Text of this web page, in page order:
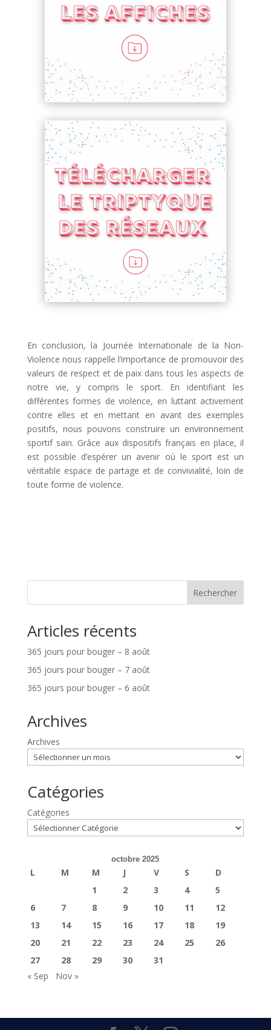
En conclusion, la Journée Internationale de la Non-
Violence nous rappelle l’importance de promouvoir des
valeurs de respect et de paix dans tous les aspects de
notre vie, y compris le sport. En identifiant les
différentes formes de violence, en luttant activement
contre elles et en mettant en avant des exemples
positifs, nous pouvons construire un environnement
sportif sain. Grâce aux dispositifs français en place, il
est possible d’espérer un avenir où le sport est un
véritable espace de partage et de convivialité, loin de
toute forme de violence.
Rechercher
Articles récents
365 jours pour bouger – 8 août
365 jours pour bouger – 7 août
365 jours pour bouger – 6 août
Archives
Archives
Catégories
Catégories
octobre 2025
L M M J V S
D
1
2 3 4
5
6
7 8 9 10 11
12
13
14 15 16 17 18
19
20
21 22 23 24 25
26
27
28 29 30
31
« Sep
Nov »